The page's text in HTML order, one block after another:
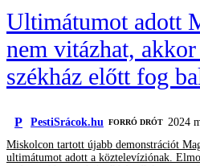
Ultimátumot adott
nem vitázhat,
székház előtt fog
P PestiSrácok.hu FORRÓ DRÓT
2024
Miskolcon tartott újabb demonstrációt
ultimátumot adott a köztelevíziónak.